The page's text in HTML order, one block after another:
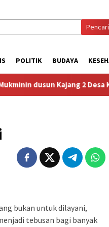
POLITIK BUDAYA
Kajang 2 Desa
bukan untuk dilayani,
tebusan bagi banyak